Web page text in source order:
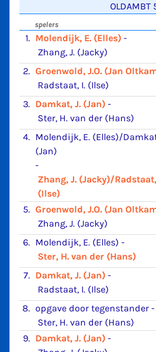
OLDAMBT
spelers
1. Molendijk, E. (Elles) -
Zhang, J. (Jacky)
2. Groenwold, J.O. (Jan
Radstaat, I. (Ilse)
3. Damkat, J. (Jan) -
Ster, H. van der (Hans)
4. Molendijk, E. (Elles)/
(Jan)
-
Zhang, J. (Jacky)/
(Ilse)
5. Groenwold, J.O. (Jan
Zhang, J. (Jacky)
6. Molendijk, E. (Elles) -
Ster, H. van der (Hans)
7. Damkat, J. (Jan) -
Radstaat, I. (Ilse)
8. opgave door tegenstander -
Ster, H. van der (Hans)
9. Damkat, J. (Jan) -